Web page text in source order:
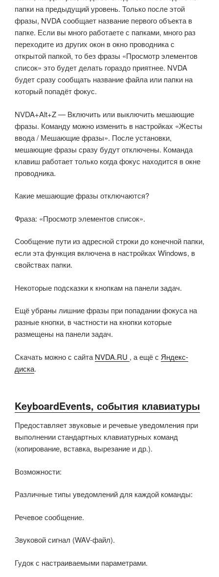
папки на предыдущий уровень. Только после этой
фразы, NVDA сообщает название первого объекта в
папке. Если вы много работаете с папками, много раз
переходите из других окон в окно проводника с
открытой папкой, то без фразы «Просмотр элементов
список» это будет делать гораздо приятнее. NVDA
будет сразу сообщать название файла или папки на
который попадёт фокус.
NVDA+Alt+Z — Включить или выключить мешающие
фразы. Команду можно изменить в настройках «Жесты
ввода / Мешающие фразы». После установки,
мешающие фразы сразу будут отключены. Команда
клавиш работает только когда фокус находится в окне
проводника.
Какие мешающие фразы отключаются?
Фраза: «Просмотр элементов список».
Сообщение пути из адресной строки до конечной папки,
если эта функция включена в настройках Windows, в
свойствах папки.
Некоторые подсказки к кнопкам на панели задач.
Ещё убраны лишние фразы при попадании фокуса на
разные кнопки, в частности на кнопки которые
размещены на панели задач.
Скачать можно с сайта NVDA.RU , а ещё с Яндекс-
диска.
KeyboardEvents, события клавиатуры
Предоставляет звуковые и речевые уведомления при
выполнении стандартных клавиатурных команд
(копирование, вставка, вырезание и др.).
Возможности:
Различные типы уведомлений для каждой команды:
Речевое сообщение.
Звуковой сигнал (WAV-файл).
Гудок с настраиваемыми параметрами.